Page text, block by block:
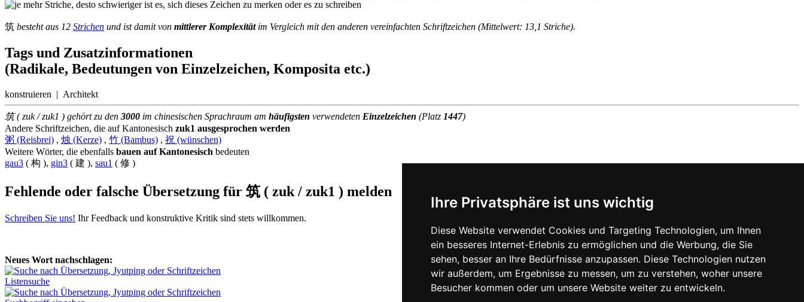
Ihre Privatsphäre ist uns wichtig
Diese Website verwendet Cookies und Targeting Technologien, um Ihnen
ein besseres Internet-Erlebnis zu ermöglichen und die Werbung, die Sie
sehen, besser an Ihre Bedürfnisse anzupassen. Diese Technologien nutzen
wir außerdem, um Ergebnisse zu messen, um zu verstehen, woher unsere
Besucher kommen oder um unsere Website weiter zu entwickeln.
筑 besteht aus 12 Strichen und ist damit von mittlerer Komplexitätim Vergleich mit den anderen vereinfachten Schriftzeichen (Mittelwert: 13,1 Striche).
Tags und Zusatzinformationen
(Radikale, Bedeutungen von Einzelzeichen, Komposita etc.)
konstruieren | Architekt
筑 ( zuk / zuk1 ) gehört zu den 3000 im chinesischen Sprachraum am häufigsten verwendeten Einzelzeichen (Platz 1447)
Andere Schriftzeichen, die auf Kantonesisch zuk1 ausgesprochen werden
粥 (Reisbrei) , 烛 (Kerze) , 竹 (Bambus) , 祝 (wünschen)
Weitere Wörter, die ebenfalls bauen auf Kantonesisch bedeuten
gau3 ( 构 ), gin3 ( 建 ), sau1 ( 修 )
Fehlende oder falsche Übersetzung für 筑 ( zuk / zuk1 ) melden
Schreiben Sie uns! Ihr Feedback und konstruktive Kritik sind stets willkommen.
Neues Wort nachschlagen:
Listensuche